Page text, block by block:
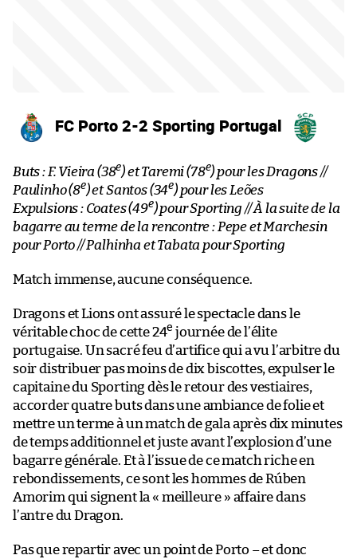
FC Porto 2-2 Sporting Portugal
Buts : F. Vieira (38e) et Taremi (78e) pour les Dragons //
Paulinho (8e) et Santos (34e) pour les Leões
Expulsions : Coates (49e) pour Sporting // À la suite de la
bagarre au terme de la rencontre : Pepe et Marchesin
pour Porto // Palhinha et Tabata pour Sporting
Match immense, aucune conséquence.
Dragons et Lions ont assuré le spectacle dans le
véritable choc de cette 24e journée de l’élite
portugaise. Un sacré feu d’artifice qui a vu l’arbitre du
soir distribuer pas moins de dix biscottes, expulser le
capitaine du Sporting dès le retour des vestiaires,
accorder quatre buts dans une ambiance de folie et
mettre un terme à un match de gala après dix minutes
de temps additionnel et juste avant l’explosion d’une
bagarre générale. Et à l’issue de ce match riche en
rebondissements, ce sont les hommes de Rúben
Amorim qui signent la « meilleure » affaire dans
l’antre du Dragon.
Pas que repartir avec un point de Porto – et donc